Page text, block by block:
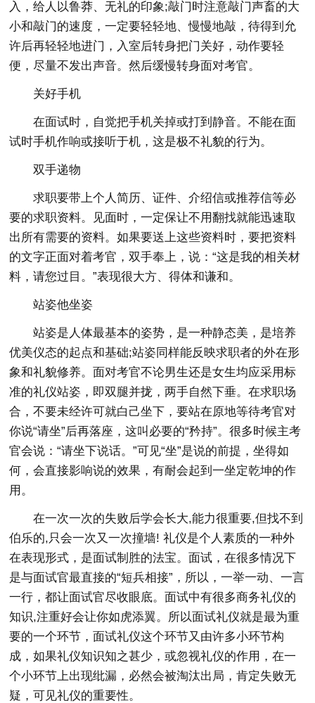
入，给人以鲁莽、无礼的印象;敲门时注意敲门声畜的大
小和敲门的速度，一定要轻轻地、慢慢地敲，待得到允
许后再轻轻地进门，入室后转身把门关好，动作要轻
便，尽量不发出声音。然后缓慢转身面对考官。
关好手机
在面试时，自觉把手机关掉或打到静音。不能在面
试时手机作响或接听于机，这是极不礼貌的行为。
双手递物
求职要带上个人简历、证件、介绍信或推荐信等必
要的求职资料。见面时，一定保让不用翻找就能迅速取
出所有需要的资料。如果要送上这些资料时，要把资料
的文字正面对着考官，双手奉上，说：“这是我的相关材
料，请您过目。”表现很大方、得体和谦和。
站姿他坐姿
站姿是人体最基本的姿势，是一种静态美，是培养
优美仪态的起点和基础;站姿同样能反映求职者的外在形
象和礼貌修养。面对考官不论男生还是女生均应采用标
准的礼仪站姿，即双腿并拢，两手自然下垂。在求职场
合，不要未经许可就白己坐下，要站在原地等待考官对
你说“请坐”后再落座，这叫必要的“矜持”。很多时候主考
官会说：“请坐下说话。”可见“坐”是说的前提，坐得如
何，会直接影响说的效果，有耐会起到一坐定乾坤的作
用。
在一次一次的失败后学会长大,能力很重要,但找不到
伯乐的,只会一次又一次撞墙! 礼仪是个人素质的一种外
在表现形式，是面试制胜的法宝。面试，在很多情况下
是与面试官最直接的“短兵相接”，所以，一举一动、一言
一行，都让面试官尽收眼底。面试中有很多商务礼仪的
知识,注重好会让你如虎添翼。所以面试礼仪就是最为重
要的一个环节，面试礼仪这个环节又由许多小环节构
成，如果礼仪知识知之甚少，或忽视礼仪的作用，在一
个小环节上出现纰漏，必然会被淘汰出局，肯定失败无
疑，可见礼仪的重要性。